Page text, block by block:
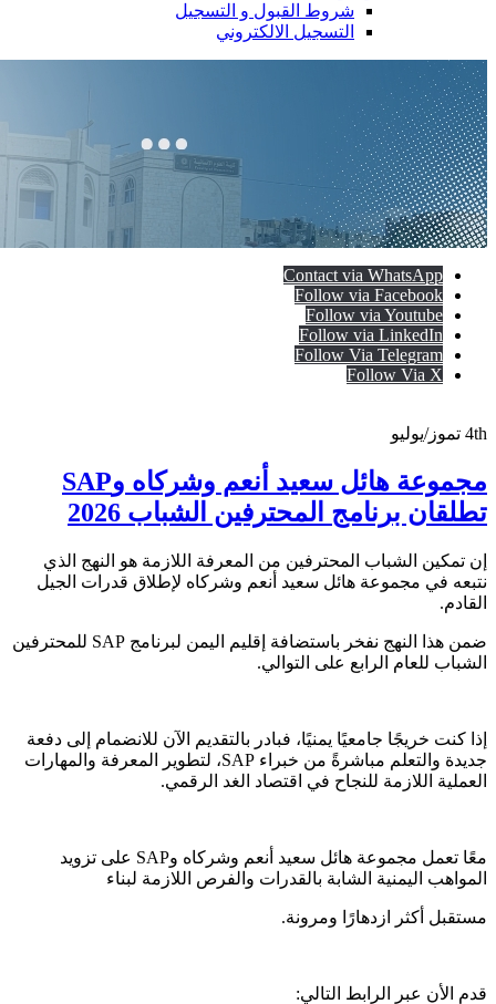
شروط القبول و التسجيل
التسجيل الالكتروني
Contact via WhatsApp
Follow via Facebook
Follow via Youtube
Follow via LinkedIn
Follow Via Telegram
Follow Via X
4th تموز/يوليو
مجموعة هائل سعيد أنعم وشركاه وSAP
تطلقان برنامج المحترفين الشباب 2026
إن تمكين الشباب المحترفين من المعرفة اللازمة هو النهج الذي
نتبعه في مجموعة هائل سعيد أنعم وشركاه لإطلاق قدرات الجيل
القادم.
ضمن هذا النهج نفخر باستضافة إقليم اليمن لبرنامج SAP للمحترفين
الشباب للعام الرابع على التوالي.
إذا كنت خريجًا جامعيًا يمنيًا، فبادر بالتقديم الآن للانضمام إلى دفعة
جديدة والتعلم مباشرةً من خبراء SAP، لتطوير المعرفة والمهارات
العملية اللازمة للنجاح في اقتصاد الغد الرقمي.
معًا تعمل مجموعة هائل سعيد أنعم وشركاه وSAP على تزويد
المواهب اليمنية الشابة بالقدرات والفرص اللازمة لبناء
مستقبل أكثر ازدهارًا ومرونة.
قدم الأن عبر الرابط التالي: